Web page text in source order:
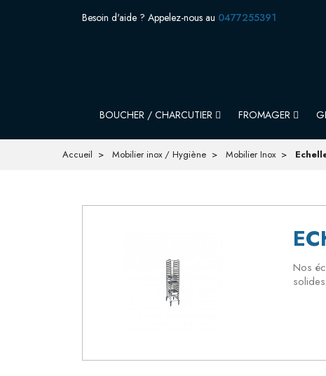
Besoin d'aide ? Appelez-nous au 0477255391
BOUCHER / CHARCUTIER FROMAGER
Accueil Mobilier inox / Hygiène Mobilier Inox
Nos